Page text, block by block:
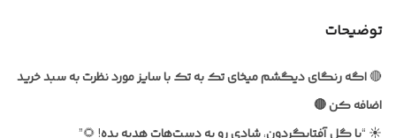
توضیحات
🔴اگه رنگای دیگشم میخای تک به تک با سایز مورد نظرت به سبد خرید
اضافه کن 🔴